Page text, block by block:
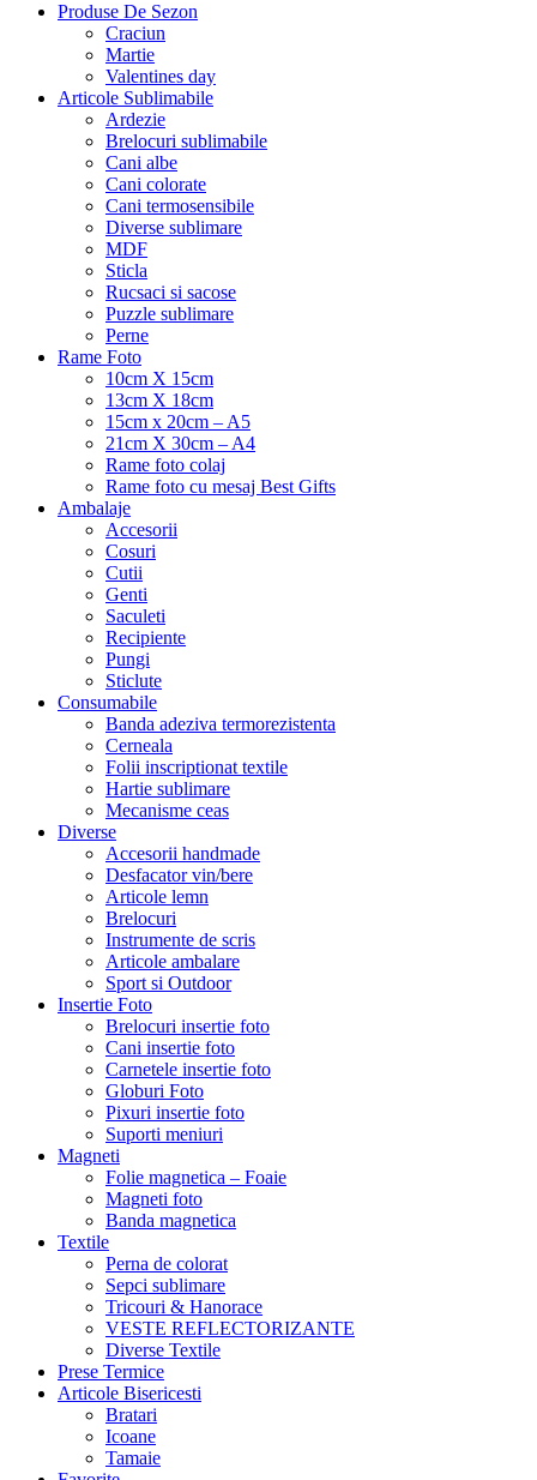
Produse De Sezon
Craciun
Martie
Valentines day
Articole Sublimabile
Ardezie
Brelocuri sublimabile
Cani albe
Cani colorate
Cani termosensibile
Diverse sublimare
MDF
Sticla
Rucsaci si sacose
Puzzle sublimare
Perne
Rame Foto
10cm X 15cm
13cm X 18cm
15cm x 20cm – A5
21cm X 30cm – A4
Rame foto colaj
Rame foto cu mesaj Best Gifts
Ambalaje
Accesorii
Cosuri
Cutii
Genti
Saculeti
Recipiente
Pungi
Sticlute
Consumabile
Banda adeziva termorezistenta
Cerneala
Folii inscriptionat textile
Hartie sublimare
Mecanisme ceas
Diverse
Accesorii handmade
Desfacator vin/bere
Articole lemn
Brelocuri
Instrumente de scris
Articole ambalare
Sport si Outdoor
Insertie Foto
Brelocuri insertie foto
Cani insertie foto
Carnetele insertie foto
Globuri Foto
Pixuri insertie foto
Suporti meniuri
Magneti
Folie magnetica – Foaie
Magneti foto
Banda magnetica
Textile
Perna de colorat
Sepci sublimare
Tricouri & Hanorace
VESTE REFLECTORIZANTE
Diverse Textile
Prese Termice
Articole Bisericesti
Bratari
Icoane
Tamaie